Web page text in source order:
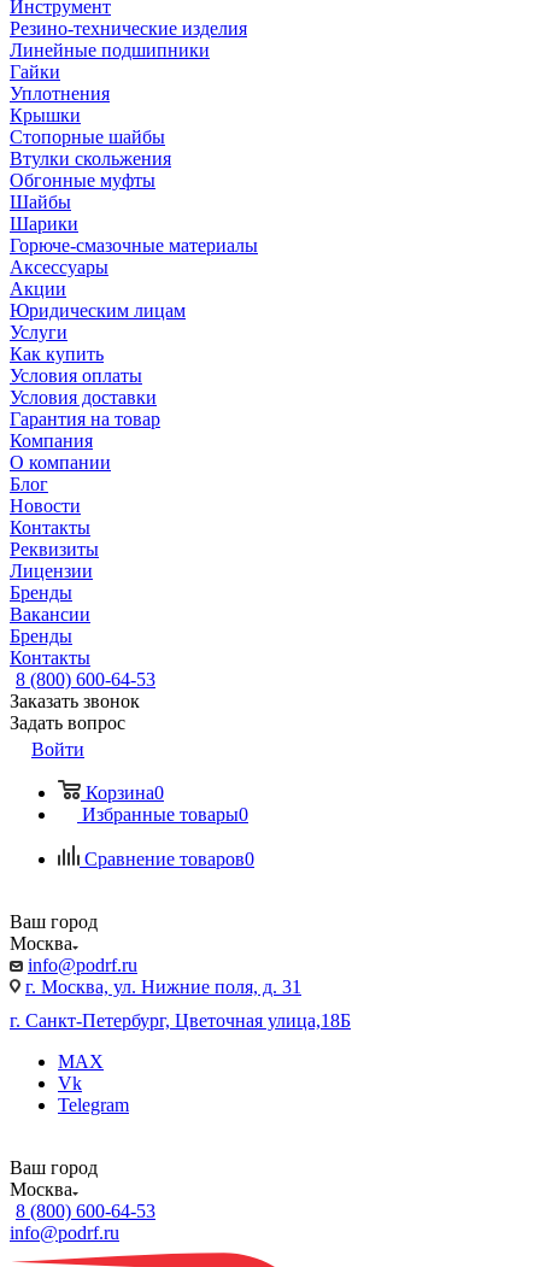
Инструмент
Резино-технические изделия
Линейные подшипники
Гайки
Уплотнения
Крышки
Стопорные шайбы
Втулки скольжения
Обгонные муфты
Шайбы
Шарики
Горюче-смазочные материалы
Аксессуары
Акции
Юридическим лицам
Услуги
Как купить
Условия оплаты
Условия доставки
Гарантия на товар
Компания
О компании
Блог
Новости
Контакты
Реквизиты
Лицензии
Бренды
Вакансии
Бренды
Контакты
8 (800) 600-64-53
Заказать звонок
Задать вопрос
Войти
Корзина0
Избранные товары0
Сравнение товаров0
Ваш город
Москва
info@podrf.ru
г. Москва, ул. Нижние поля, д. 31
г. Санкт-Петербург, Цветочная улица,18Б
MAX
Vk
Telegram
Ваш город
Москва
8 (800) 600-64-53
info@podrf.ru